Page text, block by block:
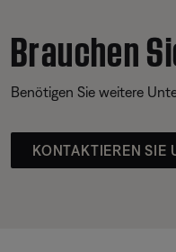
Brauchen
Benötigen Sie weitere
KONTAKTIEREN SIE